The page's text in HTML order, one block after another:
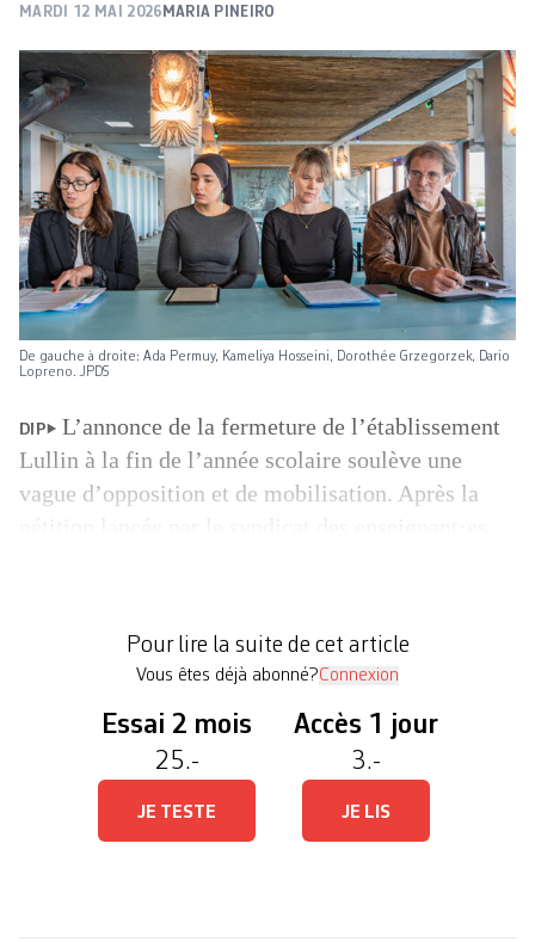
MARDI 12 MAI 2026 MARIA PINEIRO
De gauche à droite: Ada Permuy, Kameliya Hosseini, Dorothée Grzegorzek, Dario
Lopreno. JPDS
DIP
L’annonce de la fermeture de l’établissement
Lullin à la fin de l’année scolaire soulève une
vague d’opposition et de mobilisation. Après la
publique (DIP) de renoncer à cette […]
Pour lire la suite de cet article
Vous êtes déjà abonné?Connexion
Essai 2 mois
25.-
JE TESTE
Accès 1 jour
3.-
JE LIS